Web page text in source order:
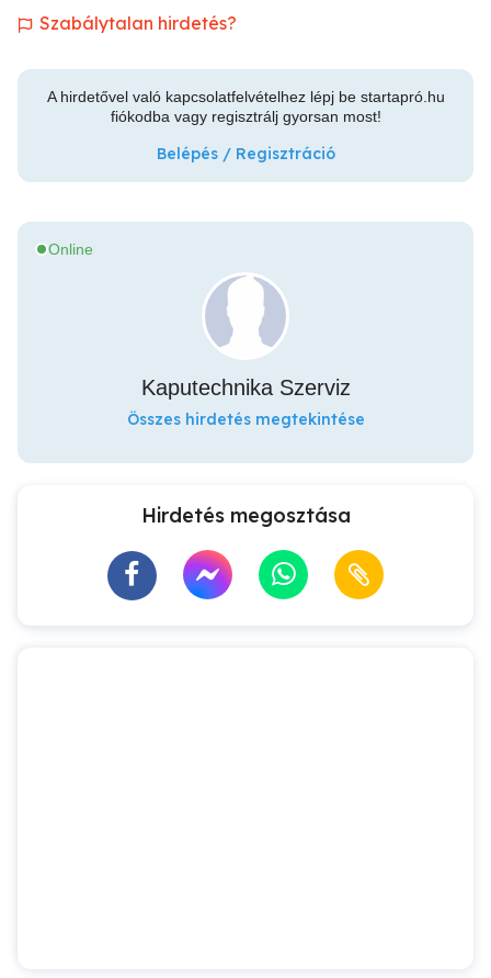
Szabálytalan hirdetés?
A hirdetővel való kapcsolatfelvételhez lépj be startapró.hu
fiókodba vagy regisztrálj gyorsan most!
Belépés / Regisztráció
Online
Kaputechnika Szerviz
Összes hirdetés megtekintése
Hirdetés megosztása